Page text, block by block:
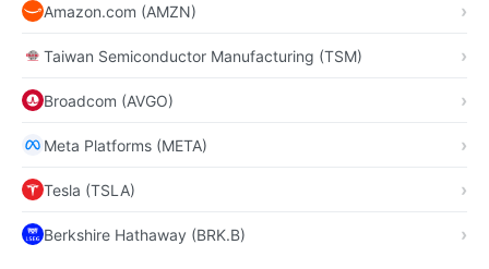
Amazon.com (AMZN)
Taiwan Semiconductor Manufacturing (TSM)
Broadcom (AVGO)
Meta Platforms (META)
Tesla (TSLA)
Berkshire Hathaway (BRK.B)